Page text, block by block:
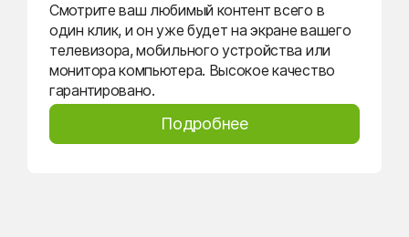
Смотрите ваш любимый контент всего в
один клик, и он уже будет на экране вашего
телевизора, мобильного устройства или
монитора компьютера. Высокое качество
гарантировано.
Подробнее